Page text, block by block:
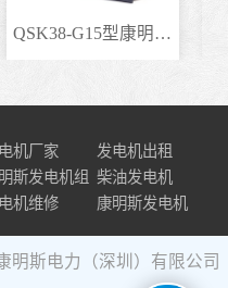
QSK38-G15型康明斯柴..
机厂家
发电机出租
斯发电机组 柴油发电机
机维修 康明斯发电机
明斯电力（深圳）有限公司